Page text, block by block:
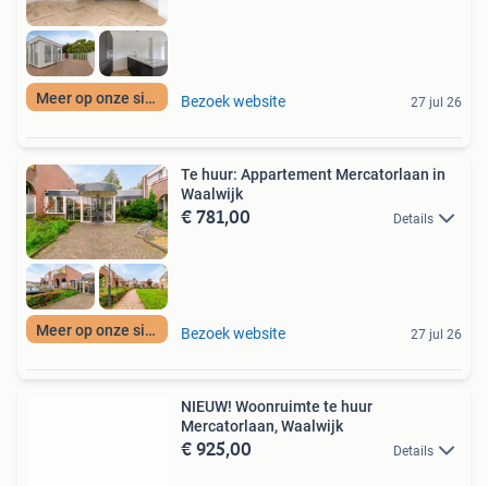
Meer op onze site Bezoek website 27 jul 26
Meer op onze site
Te huur: Appartement Mercatorlaan in
Waalwijk
€ 781,00 Details
Bezoek website 27 jul 26
NIEUW! Woonruimte te huur
Mercatorlaan, Waalwijk
€ 925,00 Details